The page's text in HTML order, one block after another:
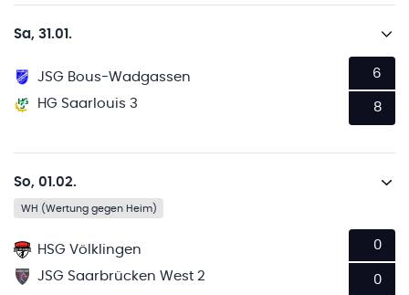
Sa, 31.01.
JSG Bous-Wadgassen
HG Saarlouis 3
6
8
So, 01.02.
WH (Wertung gegen Heim)
HSG Völklingen
JSG Saarbrücken West 2
0
0